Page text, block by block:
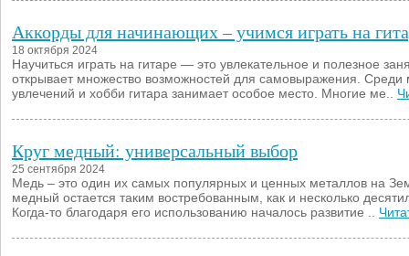
Аккорды для начинающих – учимся играть на
18 октября 2024
Научиться играть на гитаре — это увлекательное и полезное
открывает множество возможностей для самовыражения. Среди
увлечений и хобби гитара занимает особое место. Многие ме..
Круг медный: универсальный выбор
25 сентября 2024
Медь – это один их самых популярных и ценных металлов на
медный остается таким востребованным, как и несколько
Когда-то благодаря его использованию началось развитие ..